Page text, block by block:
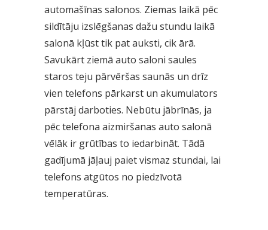
automašīnas salonos. Ziemas laikā pēc
sildītāju izslēgšanas dažu stundu laikā
salonā kļūst tik pat auksti, cik ārā.
Savukārt ziemā auto saloni saules
staros teju pārvēršas saunās un drīz
vien telefons pārkarst un akumulators
pārstāj darboties. Nebūtu jābrīnās, ja
pēc telefona aizmiršanas auto salonā
vēlāk ir grūtības to iedarbināt. Tādā
gadījumā jāļauj paiet vismaz stundai, lai
telefons atgūtos no piedzīvotā
temperatūras.